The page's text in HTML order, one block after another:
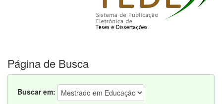
Página de Busca
Buscar em: